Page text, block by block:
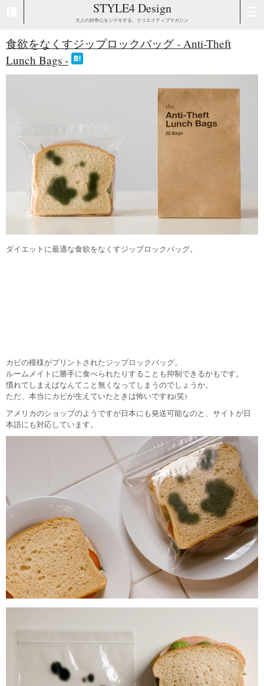
STYLE4 Design
大人の好奇心をシゲキする、クリエイティブマガジン
食欲をなくすジップロックバッグ - Anti-Theft
Lunch Bags -
ダイエットに最適な食欲をなくすジップロックバッグ。
カビの模様がプリントされたジップロックバッグ。
ルームメイトに勝手に食べられたりすることも抑制できるかもです。
慣れてしまえばなんてこと無くなってしまうのでしょうか。
ただ、本当にカビが生えていたときは怖いですね(笑)
アメリカのショップのようですが日本にも発送可能なのと、サイトが日
本語にも対応しています。